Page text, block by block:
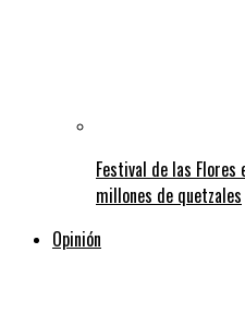
Festival de las
millones de quetzales
Opinión